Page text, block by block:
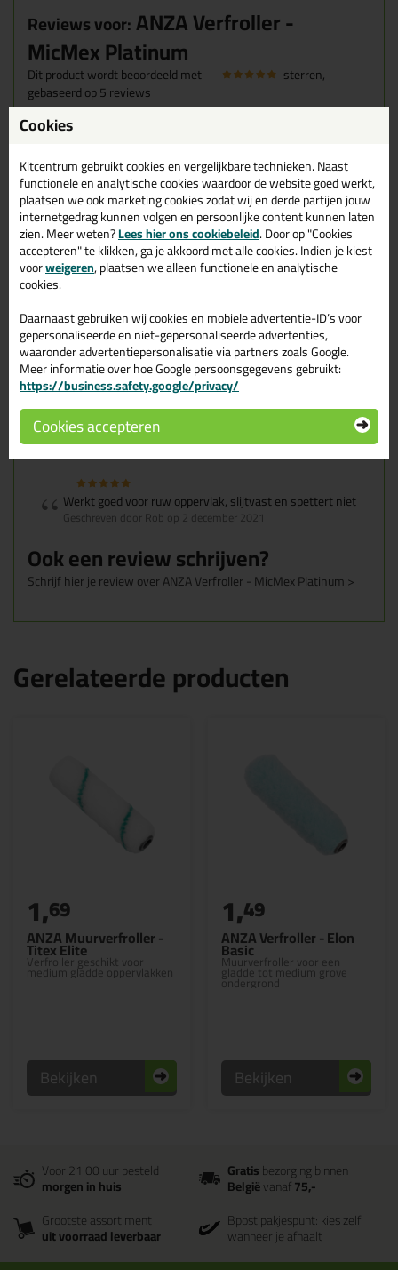
Reviews voor:ANZA Verfroller -
MicMex Platinum
Dit product wordt beoordeeld met sterren,
gebaseerd op5reviews
als beste uit.
Geschreven door Patrick op 31 januari 2025
Ik heb vele verschillende rollers gevbruikt, maar de ANZA
Pro roller is de beste die ik gebruikt heb. Hij spat niet en
vooral hij heeft een hele goede gelijkmatige afgiftedekking.
Voor mij niets meer anders. Top!
Kon de roller direct gebruiken. Geen haren in de verf.
Gebruikt om plafond te verven en dat ging uitstekend.
Geschreven door J. Boersma op 21 juli 2024
Super fijne roller neemt veel saus op en fijne structuur
Geschreven door Roelof van goor op 17 januari 2024
Werkt goed voor ruw oppervlak, slijtvast en spettert niet
Geschreven door Rob op 2 december 2021
Ook een review schrijven?
Schrijf hier je review over ANZA Verfroller - MicMex Platinum >
Gerelateerde producten
ANZA Muurverfroller -
Titex Elite
Verfroller geschikt voor
medium gladde oppervlakken
1,69
Bekijken
ANZA Verfroller - Elon
Basic
Muurverfroller voor een
gladde tot medium grove
ondergrond
1,49
Bekijken
Voor 21:00 uur besteld
morgen in huis
Gratisbezorging binnen
Belgiëvanaf75,-
Grootste assortiment
uit voorraad leverbaar
Bpost pakjespunt: kies zelf
wanneer je afhaalt
Cookies
Kitcentrum gebruikt cookies en vergelijkbare technieken. Naast
functionele en analytische cookies waardoor de website goed werkt,
plaatsen we ook marketing cookies zodat wij en derde partijen jouw
internetgedrag kunnen volgen en persoonlijke content kunnen laten
zien. Meer weten?Lees hier ons cookiebeleid. Door op "Cookies
accepteren" te klikken, ga je akkoord met alle cookies. Indien je kiest
voorweigeren, plaatsen we alleen functionele en analytische
cookies.
Daarnaast gebruiken wij cookies en mobiele advertentie-ID’s voor
gepersonaliseerde en niet-gepersonaliseerde advertenties,
waaronder advertentiepersonalisatie via partners zoals Google.
Meer informatie over hoe Google persoonsgegevens gebruikt:
https://business.safety.google/privacy/
Cookies accepteren